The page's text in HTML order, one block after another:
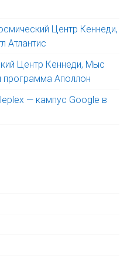
Центр Кеннеди,
Атлантис
Центр Кеннеди, Мыс
программа Аполлон
— кампус Google в